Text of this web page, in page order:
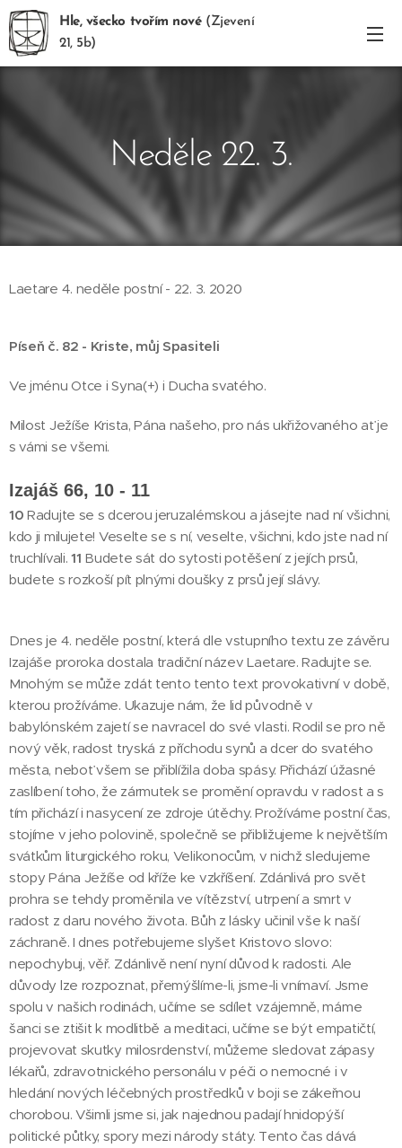
Hle, všecko tvořím nové(Zjevení
21, 5b)
Neděle 22. 3.
Laetare 4. neděle postní - 22. 3. 2020
Píseň č. 82 - Kriste, můj Spasiteli
Ve jménu Otce i Syna(+) i Ducha svatého.
Milost Ježíše Krista, Pána našeho, pro nás ukřižovaného ať je
s vámi se všemi.
Izajáš 66, 10 - 11
10Radujte se s dcerou jeruzalémskou a jásejte nad ní všichni,
kdo ji milujete! Veselte se s ní, veselte, všichni, kdo jste nad ní
truchlívali.11 Budete sát do sytosti potěšení z jejích prsů,
budete s rozkoší pít plnými doušky z prsů její slávy.
Dnes je 4. neděle postní, která dle vstupního textu ze závěru
Izajáše proroka dostala tradiční název Laetare. Radujte se.
Mnohým se může zdát tento tento text provokativní v době,
kterou prožíváme. Ukazuje nám, že lid původně v
babylónském zajetí se navracel do své vlasti. Rodil se pro ně
nový věk, radost tryská z příchodu synů a dcer do svatého
města, neboť všem se přiblížila doba spásy. Přichází úžasné
zaslíbení toho, že zármutek se promění opravdu v radost a s
tím přichází i nasycení ze zdroje útěchy. Prožíváme postní čas,
stojíme v jeho polovině, společně se přibližujeme k největším
svátkům liturgického roku, Velikonocům, v nichž sledujeme
stopy Pána Ježíše od kříže ke vzkříšení. Zdánlivá pro svět
prohra se tehdy proměnila ve vítězství, utrpení a smrt v
radost z daru nového života. Bůh z lásky učinil vše k naší
záchraně. I dnes potřebujeme slyšet Kristovo slovo:
nepochybuj, věř. Zdánlivě není nyní důvod k radosti. Ale
důvody lze rozpoznat, přemýšlíme-li, jsme-li vnímaví. Jsme
spolu v našich rodinách, učíme se sdílet vzájemně, máme
šanci se ztišit k modlitbě a meditaci, učíme se být empatičtí,
projevovat skutky milosrdenství, můžeme sledovat zápasy
lékařů, zdravotnického personálu v péči o nemocné i v
hledání nových léčebných prostředků v boji se zákeřnou
chorobou. Všimli jsme si, jak najednou padají hnidopýší
politické půtky, spory mezi národy státy. Tento čas dává